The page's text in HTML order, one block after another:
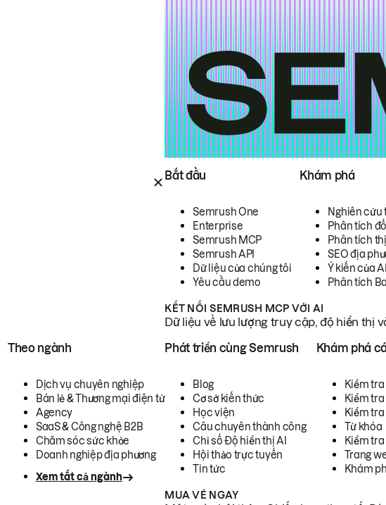
Bắt đầu
Semrush One
Enterprise
Semrush MCP
Semrush API
Dữ liệu của chúng tôi
Yêu cầu demo
Khám phá
Nghiên cứu
Phân tích
Phân tích
SEO địa
Ý kiến của
Phân tích
KẾT NỐI SEMRUSH MCP VỚI AI
Dữ liệu về lưu lượng truy cập, độ hiển thị
Theo ngành
Dịch vụ chuyên nghiệp
Bán lẻ & Thương mại điện tử
Agency
SaaS & Công nghệ B2B
Chăm sóc sức khỏe
Doanh nghiệp địa phương
Xem tất cả ngành
Phát triển cùng Semrush
Blog
Cơ sở kiến thức
Học viện
Câu chuyên thành công
Chỉ số Độ hiển thị AI
Hội thảo trực tuyến
Tin tức
Khám phá
Kiểm
Kiểm tra
Kiểm
Từ khóa
Kiểm
Trang
Khám
MUA VÉ NGAY